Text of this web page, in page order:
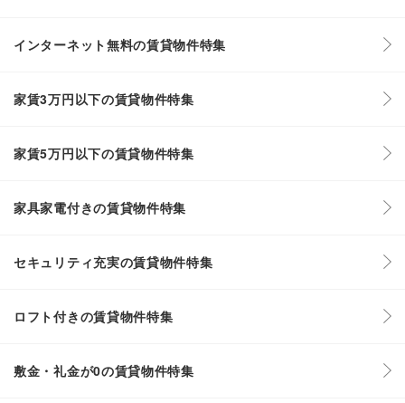
インターネット無料の賃貸物件特集
家賃3万円以下の賃貸物件特集
家賃5万円以下の賃貸物件特集
家具家電付きの賃貸物件特集
セキュリティ充実の賃貸物件特集
ロフト付きの賃貸物件特集
敷金・礼金が0の賃貸物件特集